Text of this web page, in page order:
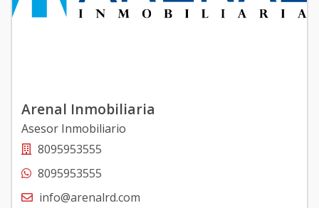
Arenal Inmobiliaria
Asesor Inmobiliario
8095953555
8095953555
info@arenalrd.com